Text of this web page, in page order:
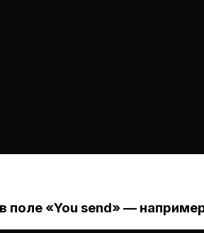
поле «You send» —